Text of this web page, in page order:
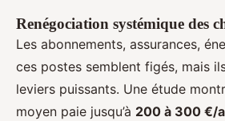
Renégociation systémique des
Les abonnements, assurances,
ces postes semblent figés, mais
leviers puissants. Une étude
moyen paie jusqu’à 200 à 300 €/